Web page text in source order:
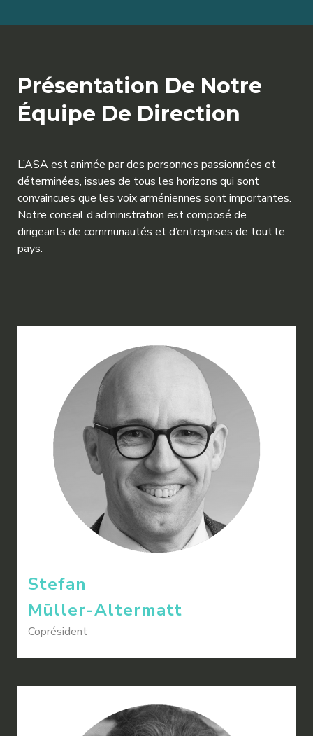
Présentation De Notre
Équipe De Direction
L’ASA est animée par des personnes passionnées et
déterminées, issues de tous les horizons qui sont
convaincues que les voix arméniennes sont importantes.
Notre conseil d’administration est composé de
dirigeants de communautés et d’entreprises de tout le
pays.
Stefan
Müller-Altermatt
Coprésident